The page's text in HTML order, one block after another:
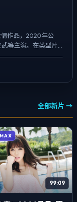
情作品，2020年公
等主演。在类型片
全部新片 →
99:09